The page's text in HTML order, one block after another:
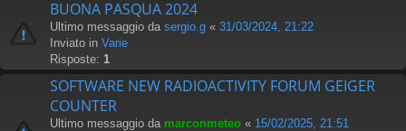
BUONA PASQUA 2024
Ultimo messaggio da sergio.g « 31/03/2024, 21:22
Inviato in Varie
Risposte: 1
SOFTWARE NEW RADIOACTIVITY FORUM GEIGER
COUNTER
Ultimo messaggio da marconmeteo « 15/02/2025, 21:51